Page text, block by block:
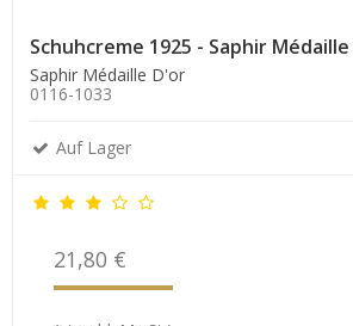
Schuhcreme 1925 - Saphir
Saphir Médaille D'or
0116-1033
Auf Lager
21,80 €